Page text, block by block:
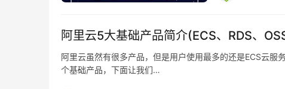
阿里云5大基础产品简介(ECS、RDS、
阿里云虽然有很多产品，但是用户使用最多的还是ECS云
个基础产品，下面让我们…